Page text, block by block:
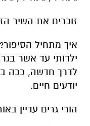
זוכרים את השיר
איך מתחיל
ילדותי עד אשר
לדרך חדשה, ככה
יודעים חיים.
הורי גרים עדיין